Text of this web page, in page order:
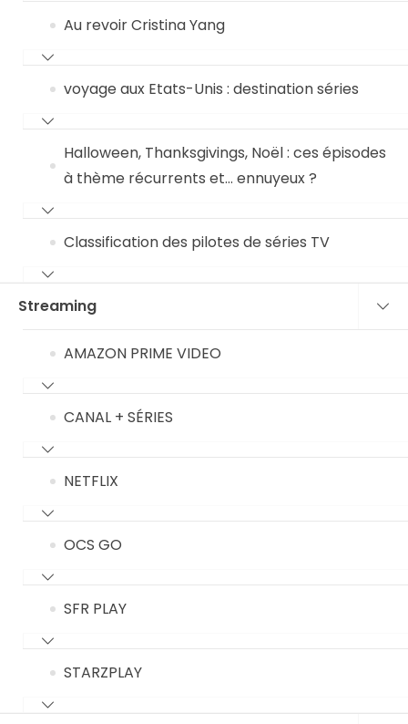
Au revoir Cristina Yang
voyage aux Etats-Unis : destination séries
Halloween, Thanksgivings, Noël : ces épisodes
à thème récurrents et… ennuyeux ?
Classification des pilotes de séries TV
Streaming
AMAZON PRIME VIDEO
CANAL + SÉRIES
NETFLIX
OCS GO
SFR PLAY
STARZPLAY